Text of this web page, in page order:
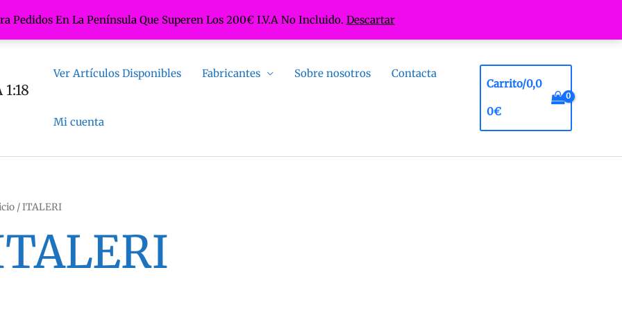
Pedidos En La Península Que Superen Los 200€ I.V.A No Incluido. Descartar
Ver Artículos Disponibles Fabricantes Sobre nosotros Contacta
Mi cuenta
Carrito/0,0
0€
/ ITALERI